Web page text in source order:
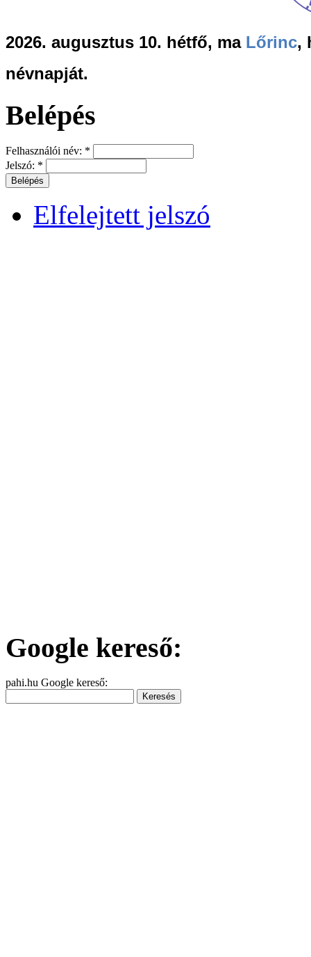
2026. augusztus 10. hétfő, ma Lőrinc,
névnapját.
Belépés
Felhasználói név: *
Jelszó: *
Elfelejtett jelszó
Google kereső:
pahi.hu Google kereső: